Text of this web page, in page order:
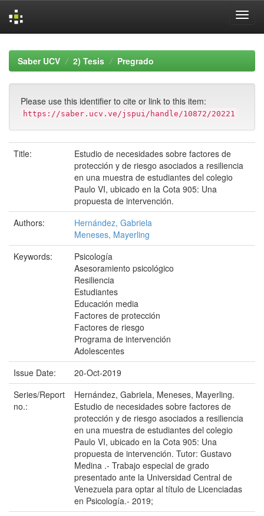
navigationSaber UCV 2) Tesis Pregrado
Please use this identifier to cite or link to this item:
https://saber.ucv.ve/jspui/handle/10872/20221
Title:
Estudio de necesidades sobre factores de
protección y de riesgo asociados a resiliencia
en una muestra de estudiantes del colegio
Paulo VI, ubicado en la Cota 905: Una
propuesta de intervención.
Authors:
Hernández, Gabriela
Meneses, Mayerling
Keywords:
Psicología
Asesoramiento psicológico
Resiliencia
Estudiantes
Educación media
Factores de protección
Factores de riesgo
Programa de intervención
Adolescentes
Issue Date:
20-Oct-2019
Series/Report
no.:
Hernández, Gabriela, Meneses, Mayerling.
Estudio de necesidades sobre factores de
protección y de riesgo asociados a resiliencia
en una muestra de estudiantes del colegio
Paulo VI, ubicado en la Cota 905: Una
propuesta de intervención. Tutor: Gustavo
Medina .- Trabajo especial de grado
presentado ante la Universidad Central de
Venezuela para optar al título de Licenciadas
en Psicología.- 2019;